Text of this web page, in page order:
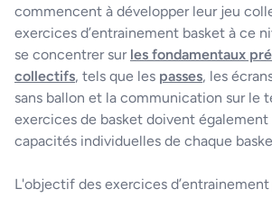
commencent à développer leur jeu
exercices d’entrainement basket à ce
se concentrer sur les fondamentaux
collectifs, tels que les passes, les
sans ballon et la communication sur le
exercices de basket doivent également
capacités individuelles de chaque
L'objectif des exercices